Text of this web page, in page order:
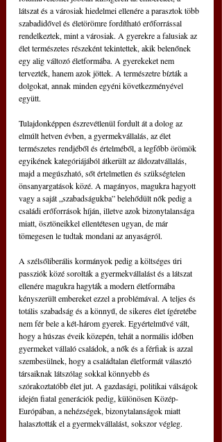
látszat és a városiak hiedelmei ellenére a parasztok több
szabadidővel és életörömre fordítható erőforrással
rendelkeztek, mint a városiak. A gyerekre a falusiak az
élet természetes részeként tekintettek, akik belenőnek
egy alig változó életformába. A gyerekeket nem
tervezték, hanem azok jöttek. A természetre bízták a
dolgokat, annak minden egyéni következményével
együtt.
Tulajdonképpen észrevétlenül fordult át a dolog az
elmúlt hetven évben, a gyermekvállalás, az élet
természetes rendjéből és értelméből, a legfőbb örömök
egyikének kategóriájából átkerült az áldozatvállalás,
majd a megúszható, sőt értelmetlen és szükségtelen
önsanyargatások közé. A magányos, magukra hagyott
vagy a saját „szabadságukba” belehődült nők pedig a
családi erőforrások híján, illetve azok bizonytalansága
miatt, ösztöneikkel ellentétesen ugyan, de már
tömegesen le tudtak mondani az anyaságról.
A szélsőliberális kormányok pedig a költséges úri
passziók közé sorolták a gyermekvállalást és a látszat
ellenére magukra hagyták a modern életformába
kényszerült embereket ezzel a problémával. A teljes és
totális szabadság és a könnyű, de sikeres élet ígéretébe
nem fér bele a két-három gyerek. Egyértelművé vált,
hogy a húszas éveik közepén, tehát a normális időben
gyermeket vállaló családok, a nők és a férfiak is azzal
szembesülnek, hogy a családtalan életformát választó
társaiknak látszólag sokkal könnyebb és
szórakoztatóbb élet jut. A gazdasági, politikai válságok
idején fiatal generációk pedig, különösen Közép-
Európában, a nehézségek, bizonytalanságok miatt
halasztották el a gyermekvállalást, sokszor végleg.